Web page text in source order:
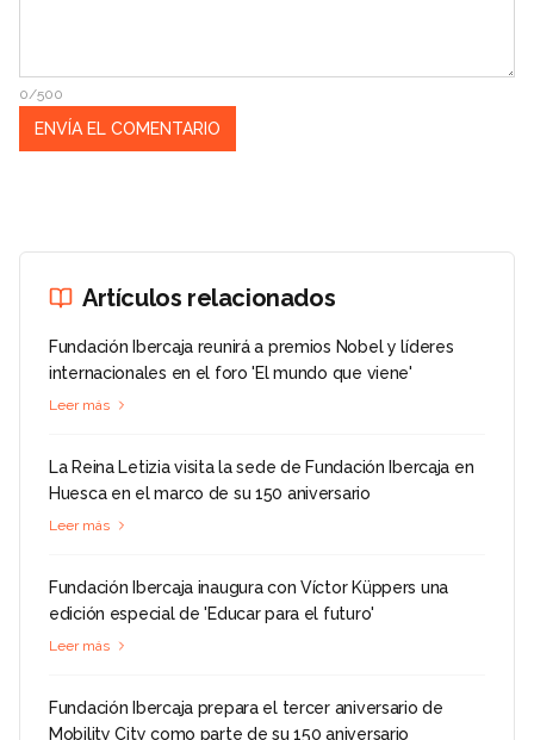
0/500
Artículos relacionados
Fundación Ibercaja reunirá a premios Nobel y líderes
internacionales en el foro 'El mundo que viene'
Leer más
La Reina Letizia visita la sede de Fundación Ibercaja en
Huesca en el marco de su 150 aniversario
Leer más
Fundación Ibercaja inaugura con Víctor Küppers una
edición especial de 'Educar para el futuro'
Leer más
Fundación Ibercaja prepara el tercer aniversario de
Mobility City como parte de su 150 aniversario